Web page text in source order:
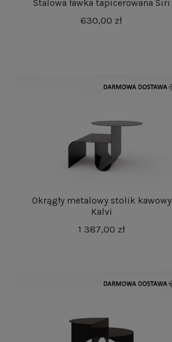
Stalowa ławka tapicerowana Siri
630,00 zł
Okrągły metalowy stolik kawowy
Kalvi
1 387,00 zł